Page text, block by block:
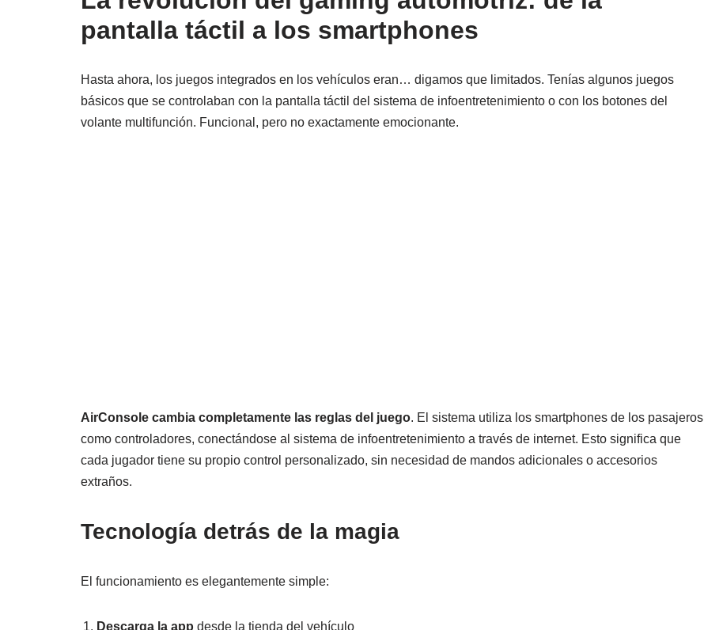
pantalla táctil a los smartphones
Hasta ahora, los juegos integrados en los vehículos eran… digamos que limitados. Tenías algunos juegos
básicos que se controlaban con la pantalla táctil del sistema de infoentretenimiento o con los botones del
volante multifunción. Funcional, pero no exactamente emocionante.
AirConsole cambia completamente las reglas del juego. El sistema utiliza los smartphones de los pasajeros
como controladores, conectándose al sistema de infoentretenimiento a través de internet. Esto significa que
cada jugador tiene su propio control personalizado, sin necesidad de mandos adicionales o accesorios
extraños.
Tecnología detrás de la magia
El funcionamiento es elegantemente simple:
Descarga la app desde la tienda del vehículo